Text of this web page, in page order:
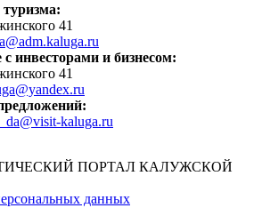
41
с инвесторами и бизнесом:
41
kaluga.ru
ПОРТАЛ КАЛУЖСКОЙ
данных